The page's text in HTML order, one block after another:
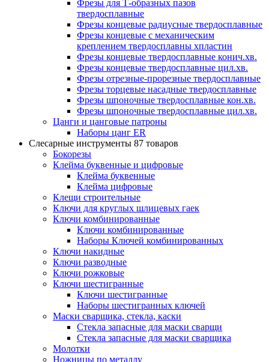
Фрезы для Т-образных пазов
твердосплавные
Фрезы концевые радиусные твердосплавные
Фрезы концевые с механическим
креплением твердосплавны хпластин
Фрезы концевые твердосплавные конич.хв.
Фрезы концевые твердосплавные цил.хв.
Фрезы отрезные-прорезные твердосплавные
Фрезы торцевые насадные твердосплавные
Фрезы шпоночные твердосплавные кон.хв.
Фрезы шпоночные твердосплавные цил.хв.
Цанги и цанговые патроны
Наборы цанг ER
Слесарные инструменты 87 товаров
Бокорезы
Клейма буквенные и цифровые
Клейма буквенные
Клейма цифровые
Клещи строительные
Ключи для круглых шлицевых гаек
Ключи комбинированные
Ключи комбинированные
Наборы Ключей комбинированных
Ключи накидные
Ключи разводные
Ключи рожковые
Ключи шестигранные
Ключи шестигранные
Наборы шестигранных ключей
Маски сварщика, стекла, каски
Стекла запасные для маски сварщи
Стекла запасные для маски сварщика
Молотки
Ножницы по металлу